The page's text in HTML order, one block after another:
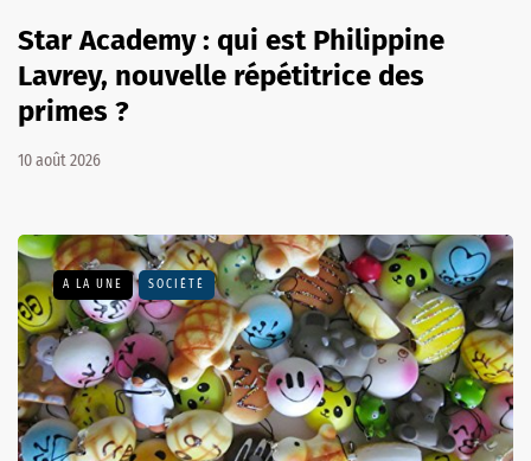
Star Academy : qui est Philippine
Lavrey, nouvelle répétitrice des
primes ?
10 août 2026
A LA UNE SOCIÉTÉ